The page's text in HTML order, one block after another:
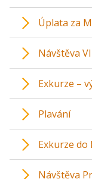
Úplata za
Návštěva
Exkurze –
Plavání
Exkurze
Návštěva